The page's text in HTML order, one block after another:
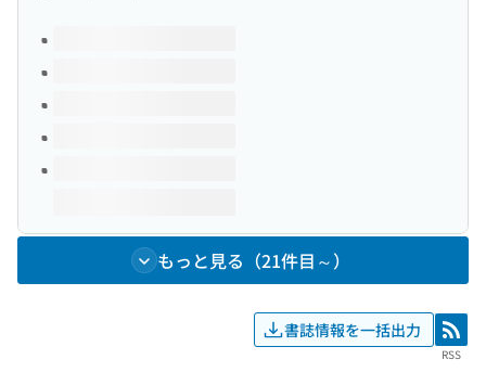
このタイトルの巻号
もっと見る（21件目～）
書誌情報を一括出力 RSS
RSS